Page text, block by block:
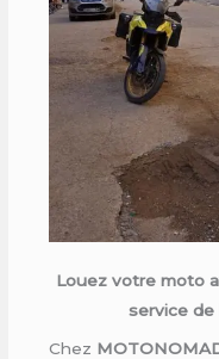
Louez votre moto
service de
Chez